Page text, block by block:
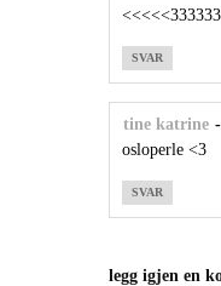
<<<<<333333
SVAR
tine katrine -
osloperle <3
SVAR
legg igjen en